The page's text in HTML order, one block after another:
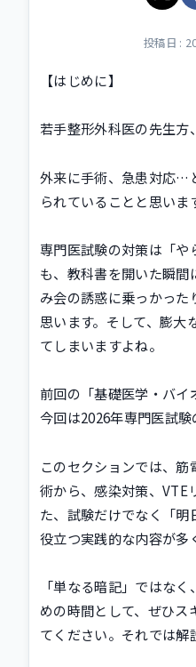
【はじめに】
若手整形外科医の先生方
外来に手術、急患対応…
られていることと思いま
専門医試験の対策は「や
も、教科書を開いた瞬間
み会の誘惑に乗っかった
思います。そして、膨大
てしまいますよね。
前回の「基礎医学・バイ
今回は2026年専門医試験
このセクションでは、
術から、感染対策、VTE
た、試験だけでなく「明
役立つ実践的な内容が多
「単なる暗記」ではな
めの時間として、ぜひス
てください。それでは解